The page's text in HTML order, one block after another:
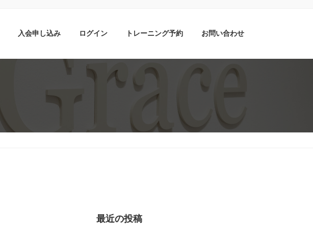
入会申し込み ログイン トレーニング予約 お問い合わせ
最近の投稿